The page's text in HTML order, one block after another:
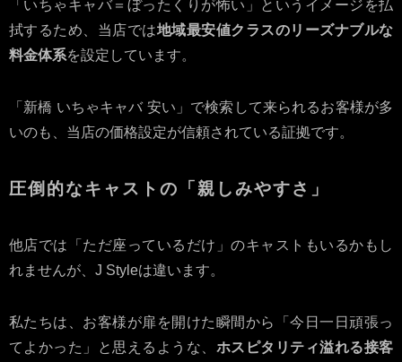
「いちゃキャバ＝ぼったくりが怖い」というイメージを払
拭するため、当店では地域最安値クラスのリーズナブルな
料金体系を設定しています。
「新橋 いちゃキャバ 安い」で検索して来られるお客様が多
いのも、当店の価格設定が信頼されている証拠です。
圧倒的なキャストの「親しみやすさ」
他店では「ただ座っているだけ」のキャストもいるかもし
れませんが、J Styleは違います。
私たちは、お客様が扉を開けた瞬間から「今日一日頑張っ
てよかった」と思えるような、 ホスピタリティ溢れる接客